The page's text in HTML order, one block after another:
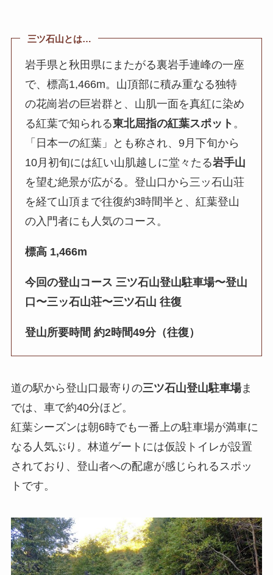
三ツ石山とは…
岩手県と秋田県にまたがる裏岩手連峰の一座
で、標高1,466m。山頂部に積み重なる独特
の花崗岩の巨岩群と、山肌一面を真紅に染め
る紅葉で知られる東北屈指の紅葉スポット 。
「日本一の紅葉」とも称され、9月下旬から
10月初旬には紅い山肌越しに堂々たる岩手山
を望む絶景が広がる。登山口から三ッ石山荘
を経て山頂まで往復約3時間半と、紅葉登山
の入門者にも人気のコース。
標高 1,466m
今回の登山コース 三ツ石山登山駐車場〜登山
口〜三ッ石山荘〜三ツ石山 往復
登山所要時間 約2時間49分（往復）
道の駅から登山口最寄りの三ツ石山登山駐車場ま
では、車で約40分ほど。
紅葉シーズンは朝6時でも一番上の駐車場が満車に
なる人気ぶり。林道ゲートには仮設トイレが設置
されており、登山者への配慮が感じられるスポッ
トです。